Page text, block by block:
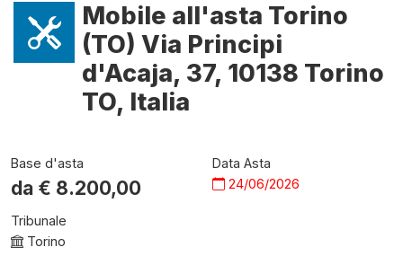
Mobile all'asta Torino
(TO) Via Principi
d'Acaja, 37, 10138 Torino
TO, Italia
Base d'asta
da € 8.200,00
Data Asta
24/06/2026
Tribunale
Torino